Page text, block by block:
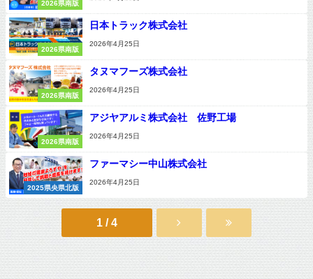
2026県南版
2026県南版
日本トラック株式会社
2026年4月25日
2026県南版
タヌマフーズ株式会社
2026年4月25日
2026県南版
アジヤアルミ株式会社 佐野工場
2026年4月25日
2025県央県北版
ファーマシー中山株式会社
2026年4月25日
1 / 4